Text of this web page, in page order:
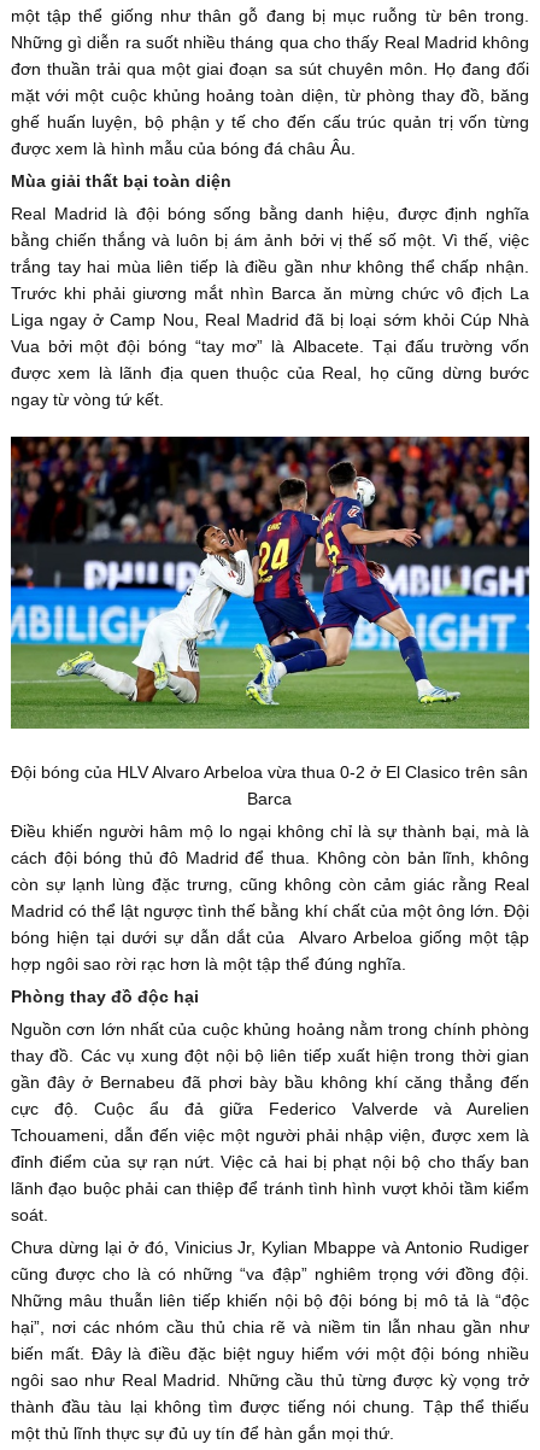
một tập thể giống như thân gỗ đang bị mục ruỗng từ bên trong.
Những gì diễn ra suốt nhiều tháng qua cho thấy Real Madrid không
đơn thuần trải qua một giai đoạn sa sút chuyên môn. Họ đang đối
mặt với một cuộc khủng hoảng toàn diện, từ phòng thay đồ, băng
ghế huấn luyện, bộ phận y tế cho đến cấu trúc quản trị vốn từng
được xem là hình mẫu của bóng đá châu Âu.
Mùa giải thất bại toàn diện
Real Madrid là đội bóng sống bằng danh hiệu, được định nghĩa
bằng chiến thắng và luôn bị ám ảnh bởi vị thế số một. Vì thế, việc
trắng tay hai mùa liên tiếp là điều gần như không thể chấp nhận.
Trước khi phải giương mắt nhìn Barca ăn mừng chức vô địch La
Liga ngay ở Camp Nou, Real Madrid đã bị loại sớm khỏi Cúp Nhà
Vua bởi một đội bóng “tay mơ” là Albacete. Tại đấu trường vốn
được xem là lãnh địa quen thuộc của Real, họ cũng dừng bước
ngay từ vòng tứ kết.
Đội bóng của HLV Alvaro Arbeloa vừa thua 0-2 ở El Clasico trên sân
Barca
Điều khiến người hâm mộ lo ngại không chỉ là sự thành bại, mà là
cách đội bóng thủ đô Madrid để thua. Không còn bản lĩnh, không
còn sự lạnh lùng đặc trưng, cũng không còn cảm giác rằng Real
Madrid có thể lật ngược tình thế bằng khí chất của một ông lớn. Đội
bóng hiện tại dưới sự dẫn dắt của Alvaro Arbeloa giống một tập
hợp ngôi sao rời rạc hơn là một tập thể đúng nghĩa.
Phòng thay đồ độc hại
Nguồn cơn lớn nhất của cuộc khủng hoảng nằm trong chính phòng
thay đồ. Các vụ xung đột nội bộ liên tiếp xuất hiện trong thời gian
gần đây ở Bernabeu đã phơi bày bầu không khí căng thẳng đến
cực độ. Cuộc ẩu đả giữa Federico Valverde và Aurelien
Tchouameni, dẫn đến việc một người phải nhập viện, được xem là
đỉnh điểm của sự rạn nứt. Việc cả hai bị phạt nội bộ cho thấy ban
lãnh đạo buộc phải can thiệp để tránh tình hình vượt khỏi tầm kiểm
soát.
Chưa dừng lại ở đó, Vinicius Jr, Kylian Mbappe và Antonio Rudiger
cũng được cho là có những “va đập” nghiêm trọng với đồng đội.
Những mâu thuẫn liên tiếp khiến nội bộ đội bóng bị mô tả là “độc
hại”, nơi các nhóm cầu thủ chia rẽ và niềm tin lẫn nhau gần như
biến mất. Đây là điều đặc biệt nguy hiểm với một đội bóng nhiều
ngôi sao như Real Madrid. Những cầu thủ từng được kỳ vọng trở
thành đầu tàu lại không tìm được tiếng nói chung. Tập thể thiếu
một thủ lĩnh thực sự đủ uy tín để hàn gắn mọi thứ.